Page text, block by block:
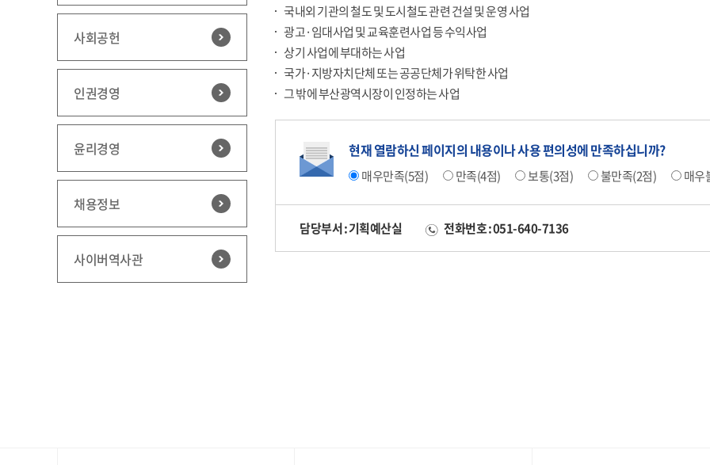
사회공헌
인권경영
윤리경영
채용정보
사이버역사관
국내외 기관의 철도 및 도시철도 관련 건설 및 운영 사업
광고·임대사업 및 교육훈련사업 등 수익사업
상기 사업에 부대하는 사업
국가·지방자치단체 또는 공공단체가 위탁한 사업
그 밖에 부산광역시장이 인정하는 사업
현재 열람하신 페이지의 내용이나 사용 편의성에 만족하십니까?
매우만족(5점) 만족(4점) 보통(3점) 불만족(2점) 매우
담당부서 : 기획예산실 전화번호 : 051-640-7136